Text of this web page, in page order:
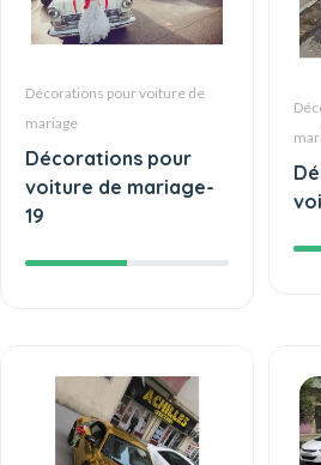
Décorations pour voiture de
mariage
Décorations pour
voiture de mariage-
19